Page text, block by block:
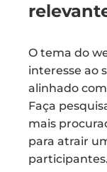
O tema do
interesse ao
alinhado
Faça
mais
para atrair
participantes.